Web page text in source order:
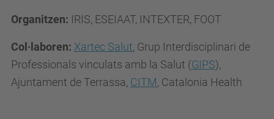
Organitzen: IRIS, ESEIAAT, INTEXTER, FOOT
Col·laboren: Xartec Salut, Grup Interdisciplinari de
Professionals vinculats amb la Salut (GIPS),
Ajuntament de Terrassa, CITM, Catalonia Health